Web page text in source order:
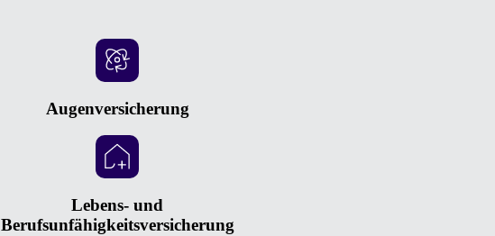
Augenversicherung
Lebens- und
Berufsunfähigkeitsversicherung